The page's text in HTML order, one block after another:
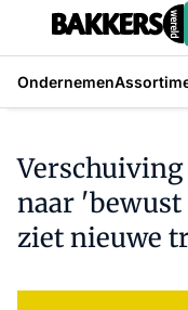
Ondernemen
naar
ziet nieuwe